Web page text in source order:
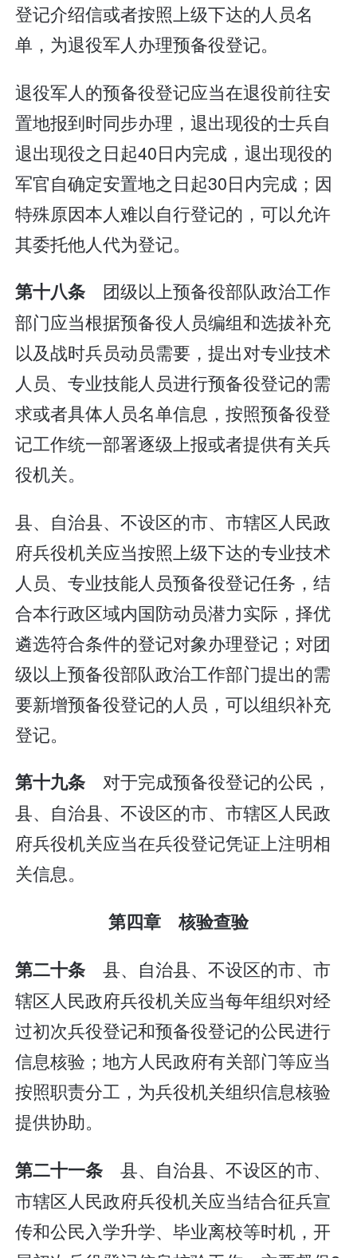
登记介绍信或者按照上级下达的人员名
单，为退役军人办理预备役登记。
退役军人的预备役登记应当在退役前往安
置地报到时同步办理，退出现役的士兵自
退出现役之日起40日内完成，退出现役的
军官自确定安置地之日起30日内完成；因
特殊原因本人难以自行登记的，可以允许
其委托他人代为登记。
第十八条 团级以上预备役部队政治工作
部门应当根据预备役人员编组和选拔补充
以及战时兵员动员需要，提出对专业技术
人员、专业技能人员进行预备役登记的需
求或者具体人员名单信息，按照预备役登
记工作统一部署逐级上报或者提供有关兵
役机关。
县、自治县、不设区的市、市辖区人民政
府兵役机关应当按照上级下达的专业技术
人员、专业技能人员预备役登记任务，结
合本行政区域内国防动员潜力实际，择优
遴选符合条件的登记对象办理登记；对团
级以上预备役部队政治工作部门提出的需
要新增预备役登记的人员，可以组织补充
登记。
第十九条对于完成预备役登记的公民，
县、自治县、不设区的市、市辖区人民政
府兵役机关应当在兵役登记凭证上注明相
关信息。
第四章 核验查验
第二十条 县、自治县、不设区的市、市
辖区人民政府兵役机关应当每年组织对经
过初次兵役登记和预备役登记的公民进行
信息核验；地方人民政府有关部门等应当
按照职责分工，为兵役机关组织信息核验
提供协助。
第二十一条 县、自治县、不设区的市、
市辖区人民政府兵役机关应当结合征兵宣
传和公民入学升学、毕业离校等时机，开